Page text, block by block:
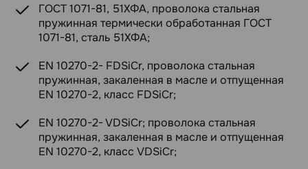
ГОСТ 1071-81, 51ХФА, проволока стальная
пружинная термически обработанная ГОСТ
1071-81, сталь 51ХФА;
EN 10270-2- FDSiCr, проволока стальная
пружинная, закаленная в масле и отпущенная
EN 10270-2, класс FDSiCr;
EN 10270-2- VDSiCr; проволока стальная
пружинная, закаленная в масле и отпущенная
EN 10270-2, класс VDSiCr;